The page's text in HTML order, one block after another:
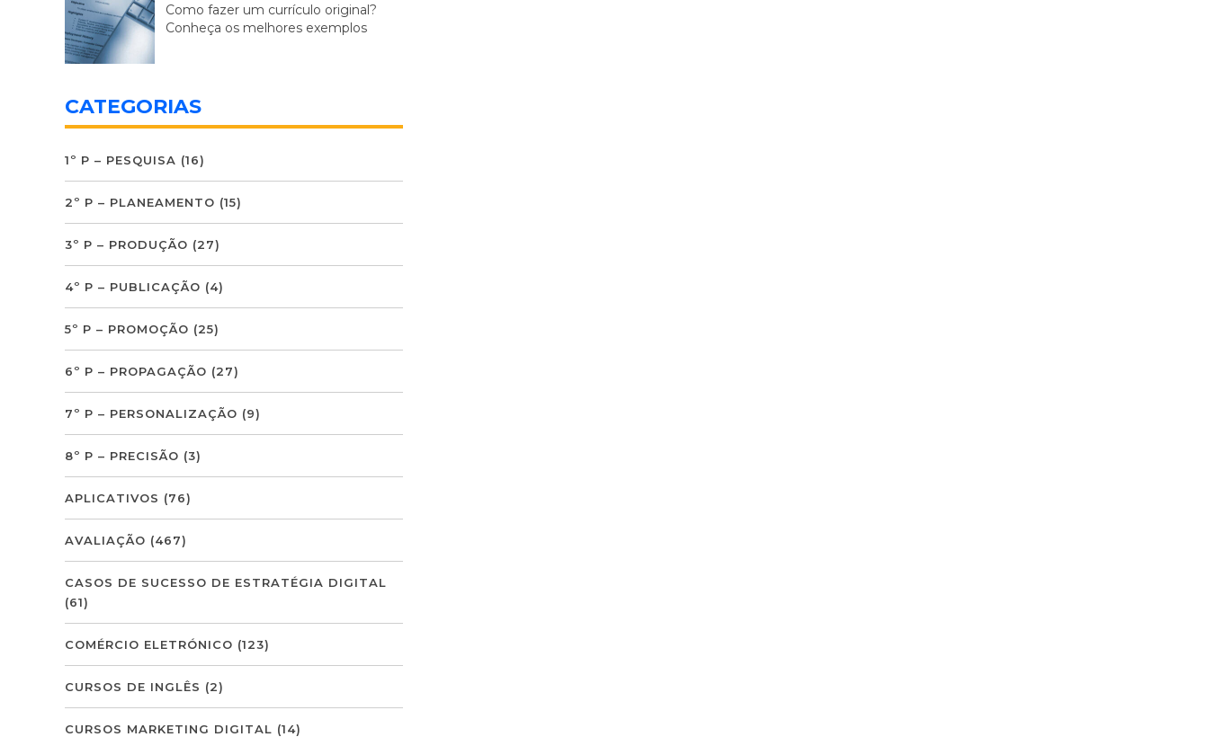
Como fazer um currículo original?
Conheça os melhores exemplos
CATEGORIAS
1º P – PESQUISA (16)
2º P – PLANEAMENTO (15)
3º P – PRODUÇÃO (27)
4º P – PUBLICAÇÃO (4)
5º P – PROMOÇÃO (25)
6º P – PROPAGAÇÃO (27)
7º P – PERSONALIZAÇÃO (9)
8º P – PRECISÃO (3)
APLICATIVOS (76)
AVALIAÇÃO (467)
CASOS DE SUCESSO DE ESTRATÉGIA DIGITAL
(61)
COMÉRCIO ELETRÓNICO (123)
CURSOS DE INGLÊS (2)
CURSOS MARKETING DIGITAL (14)